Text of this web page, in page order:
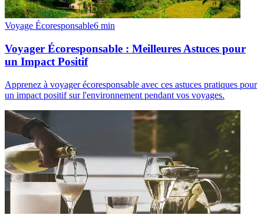
Voyage Écoresponsable6 min
Voyager Écoresponsable : Meilleures Astuces pour
un Impact Positif
Apprenez à voyager écoresponsable avec ces astuces pratiques pour
un impact positif sur l'environnement pendant vos voyages.